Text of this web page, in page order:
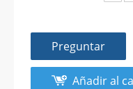
Preguntar
Añadir al